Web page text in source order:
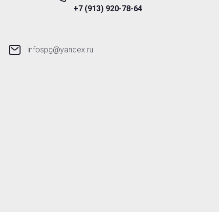
+7 (913) 920-78-64
infospg@yandex.ru